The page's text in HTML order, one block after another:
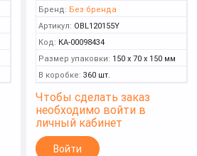
Бренд: Без бренда
Артикул: OBL120155Y
Код: КА-00098434
Размер упаковки: 150 x 70 x 150 мм
В коробке: 360 шт.
Чтобы сделать заказ
необходимо войти в
личный кабинет
Войти